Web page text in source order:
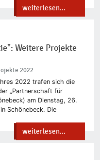
weiterlesen...
Weitere Projekte
2022
2022 trafen sich die
„Partnerschaft für
am Dienstag, 26.
Schönebeck. Die
weiterlesen...